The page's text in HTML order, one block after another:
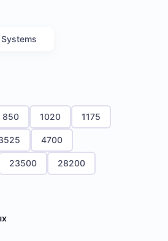
850 1020 1175
4700
23500 28200